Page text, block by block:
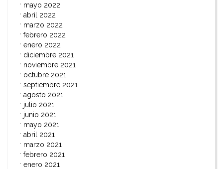
mayo 2022
abril 2022
marzo 2022
febrero 2022
enero 2022
diciembre 2021
noviembre 2021
octubre 2021
septiembre 2021
agosto 2021
julio 2021
junio 2021
mayo 2021
abril 2021
marzo 2021
febrero 2021
enero 2021